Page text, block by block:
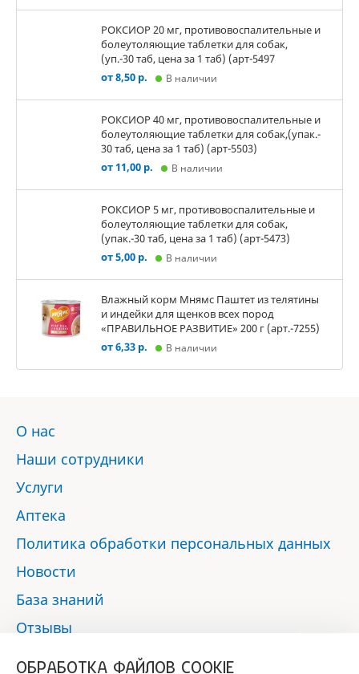
РОКСИОР 20 мг, противовоспалительные и
болеутоляющие таблетки для собак,
(уп.-30 таб, цена за 1 таб) (арт-5497
от 8,50 р.
В наличии
РОКСИОР 40 мг, противовоспалительные и
болеутоляющие таблетки для собак,(упак.-
30 таб, цена за 1 таб) (арт-5503)
от 11,00 р.
В наличии
РОКСИОР 5 мг, противовоспалительные и
болеутоляющие таблетки для собак,
(упак.-30 таб, цена за 1 таб) (арт-5473)
от 5,00 р.
В наличии
Влажный корм Мнямс Паштет из телятины
и индейки для щенков всех пород
«ПРАВИЛЬНОЕ РАЗВИТИЕ» 200 г (арт.-7255)
от 6,33 р.
В наличии
О нас
Наши сотрудники
Услуги
Аптека
Политика обработки персональных данных
Новости
База знаний
Отзывы
ОБРАБОТКА ФАЙЛОВ COOKIE